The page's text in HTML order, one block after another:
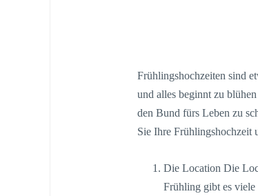
Frühlingshochzeiten sind
und alles beginnt zu
den Bund fürs Leben zu
Sie Ihre Frühlingshochzeit
Die Location Die
Frühling gibt es viele